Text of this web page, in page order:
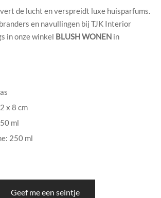
de lucht en verspreidt luxe huisparfums.
en navullingen bij TJK Interior
in onze winkel BLUSH WONEN in
x 8 cm
ml
250 ml
Geef me een seintje